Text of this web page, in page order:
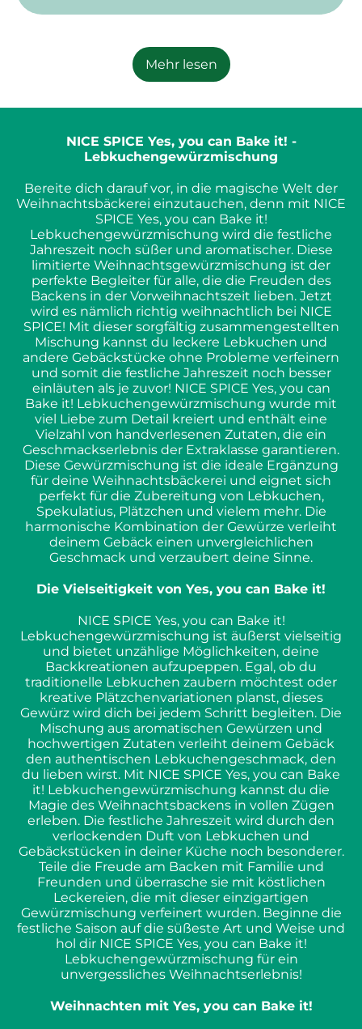
Mehr lesen
NICE SPICE Yes, you can Bake it! -
Lebkuchengewürzmischung
Bereite dich darauf vor, in die magische Welt der
Weihnachtsbäckerei einzutauchen, denn mit NICE
SPICE Yes, you can Bake it!
Lebkuchengewürzmischung wird die festliche
Jahreszeit noch süßer und aromatischer. Diese
limitierte Weihnachtsgewürzmischung ist der
perfekte Begleiter für alle, die die Freuden des
Backens in der Vorweihnachtszeit lieben. Jetzt
wird es nämlich richtig weihnachtlich bei NICE
SPICE! Mit dieser sorgfältig zusammengestellten
Mischung kannst du leckere Lebkuchen und
andere Gebäckstücke ohne Probleme verfeinern
und somit die festliche Jahreszeit noch besser
einläuten als je zuvor! NICE SPICE Yes, you can
Bake it! Lebkuchengewürzmischung wurde mit
viel Liebe zum Detail kreiert und enthält eine
Vielzahl von handverlesenen Zutaten, die ein
Geschmackserlebnis der Extraklasse garantieren.
Diese Gewürzmischung ist die ideale Ergänzung
für deine Weihnachtsbäckerei und eignet sich
perfekt für die Zubereitung von Lebkuchen,
Spekulatius, Plätzchen und vielem mehr. Die
harmonische Kombination der Gewürze verleiht
deinem Gebäck einen unvergleichlichen
Geschmack und verzaubert deine Sinne.
Die Vielseitigkeit von Yes, you can Bake it!
NICE SPICE Yes, you can Bake it!
Lebkuchengewürzmischung ist äußerst vielseitig
und bietet unzählige Möglichkeiten, deine
Backkreationen aufzupeppen. Egal, ob du
traditionelle Lebkuchen zaubern möchtest oder
kreative Plätzchenvariationen planst, dieses
Gewürz wird dich bei jedem Schritt begleiten. Die
Mischung aus aromatischen Gewürzen und
hochwertigen Zutaten verleiht deinem Gebäck
den authentischen Lebkuchengeschmack, den
du lieben wirst. Mit NICE SPICE Yes, you can Bake
it! Lebkuchengewürzmischung kannst du die
Magie des Weihnachtsbackens in vollen Zügen
erleben. Die festliche Jahreszeit wird durch den
verlockenden Duft von Lebkuchen und
Gebäckstücken in deiner Küche noch besonderer.
Teile die Freude am Backen mit Familie und
Freunden und überrasche sie mit köstlichen
Leckereien, die mit dieser einzigartigen
Gewürzmischung verfeinert wurden. Beginne die
festliche Saison auf die süßeste Art und Weise und
hol dir NICE SPICE Yes, you can Bake it!
Lebkuchengewürzmischung für ein
unvergessliches Weihnachtserlebnis!
Weihnachten mit Yes, you can Bake it!